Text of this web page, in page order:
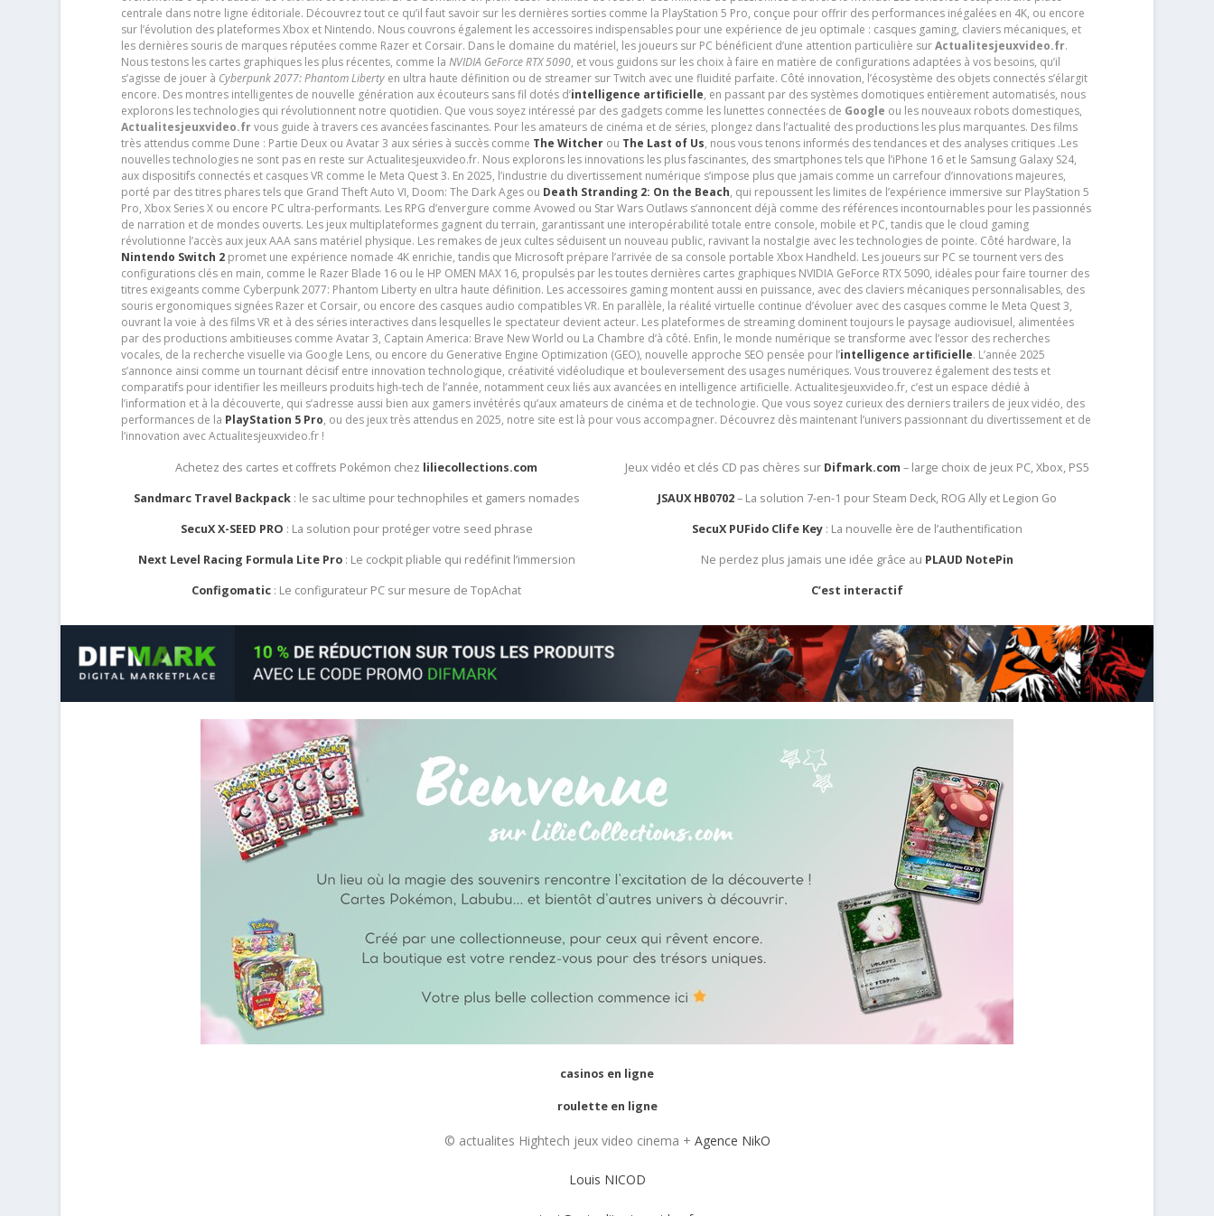
centrale dans notre ligne éditoriale. Découvrez tout ce qu’il faut savoir sur les dernières sorties comme la PlayStation 5 Pro, conçue pour offrir des performances inégalées en 4K, ou encore
sur l’évolution des plateformes Xbox et Nintendo. Nous couvrons également les accessoires indispensables pour une expérience de jeu optimale : casques gaming, claviers mécaniques, et
les dernières souris de marques réputées comme Razer et Corsair. Dans le domaine du matériel, les joueurs sur PC bénéficient d’une attention particulière surActualitesjeuxvideo.fr.
Nous testons les cartes graphiques les plus récentes, comme la NVIDIA GeForce RTX 5090, et vous guidons sur les choix à faire en matière de configurations adaptées à vos besoins, qu’il
s’agisse de jouer à Cyberpunk 2077: Phantom Libertyen ultra haute définition ou de streamer sur Twitch avec une fluidité parfaite. Côté innovation, l’écosystème des objets connectés s’élargit
encore. Des montres intelligentes de nouvelle génération aux écouteurs sans fil dotés d’intelligence artificielle, en passant par des systèmes domotiques entièrement automatisés, nous
explorons les technologies qui révolutionnent notre quotidien. Que vous soyez intéressé par des gadgets comme les lunettes connectées de Google ou les nouveaux robots domestiques,
Actualitesjeuxvideo.frvous guide à travers ces avancées fascinantes. Pour les amateurs de cinéma et de séries, plongez dans l’actualité des productions les plus marquantes. Des films
très attendus comme Dune : Partie Deux ou Avatar 3 aux séries à succès comme The Witcherou The Last of Us, nous vous tenons informés des tendances et des analyses critiques .Les
nouvelles technologies ne sont pas en reste sur Actualitesjeuxvideo.fr. Nous explorons les innovations les plus fascinantes, des smartphones tels que l’iPhone 16 et le Samsung Galaxy S24,
aux dispositifs connectés et casques VR comme le Meta Quest 3. En 2025, l’industrie du divertissement numérique s’impose plus que jamais comme un carrefour d’innovations majeures,
porté par des titres phares tels que Grand Theft Auto VI, Doom: The Dark Ages ou Death Stranding 2: On the Beach, qui repoussent les limites de l’expérience immersive sur PlayStation 5
Pro, Xbox Series X ou encore PC ultra-performants. Les RPG d’envergure comme Avowed ou Star Wars Outlaws s’annoncent déjà comme des références incontournables pour les passionnés
de narration et de mondes ouverts. Les jeux multiplateformes gagnent du terrain, garantissant une interopérabilité totale entre console, mobile et PC, tandis que le cloud gaming
révolutionne l’accès aux jeux AAA sans matériel physique. Les remakes de jeux cultes séduisent un nouveau public, ravivant la nostalgie avec les technologies de pointe. Côté hardware, la
Nintendo Switch 2promet une expérience nomade 4K enrichie, tandis que Microsoft prépare l’arrivée de sa console portable Xbox Handheld. Les joueurs sur PC se tournent vers des
configurations clés en main, comme le Razer Blade 16 ou le HP OMEN MAX 16, propulsés par les toutes dernières cartes graphiques NVIDIA GeForce RTX 5090, idéales pour faire tourner des
titres exigeants comme Cyberpunk 2077: Phantom Liberty en ultra haute définition. Les accessoires gaming montent aussi en puissance, avec des claviers mécaniques personnalisables, des
souris ergonomiques signées Razer et Corsair, ou encore des casques audio compatibles VR. En parallèle, la réalité virtuelle continue d’évoluer avec des casques comme le Meta Quest 3,
ouvrant la voie à des films VR et à des séries interactives dans lesquelles le spectateur devient acteur. Les plateformes de streaming dominent toujours le paysage audiovisuel, alimentées
par des productions ambitieuses comme Avatar 3, Captain America: Brave New World ou La Chambre d’à côté. Enfin, le monde numérique se transforme avec l’essor des recherches
vocales, de la recherche visuelle via Google Lens, ou encore du Generative Engine Optimization (GEO), nouvelle approche SEO pensée pour l’intelligence artificielle. L’année 2025
s’annonce ainsi comme un tournant décisif entre innovation technologique, créativité vidéoludique et bouleversement des usages numériques. Vous trouverez également des tests et
comparatifs pour identifier les meilleurs produits high-tech de l’année, notamment ceux liés aux avancées en intelligence artificielle. Actualitesjeuxvideo.fr, c’est un espace dédié à
l’information et à la découverte, qui s’adresse aussi bien aux gamers invétérés qu’aux amateurs de cinéma et de technologie. Que vous soyez curieux des derniers trailers de jeux vidéo, des
performances de la PlayStation 5 Pro, ou des jeux très attendus en 2025, notre site est là pour vous accompagner. Découvrez dès maintenant l’univers passionnant du divertissement et de
l’innovation avec Actualitesjeuxvideo.fr !
Achetez des cartes et coffrets Pokémon chez liliecollections.com
Sandmarc Travel Backpack: le sac ultime pour technophiles et gamers nomades
SecuX X-SEED PRO : La solution pour protéger votre seed phrase
Next Level Racing Formula Lite Pro: Le cockpit pliable qui redéfinit l’immersion
Configomatic : Le configurateur PC sur mesure de TopAchat
Jeux vidéo et clés CD pas chères sur Difmark.com – large choix de jeux PC, Xbox, PS5
JSAUX HB0702– La solution 7-en-1 pour Steam Deck, ROG Ally et Legion Go
SecuX PUFido Clife Key : La nouvelle ère de l’authentification
Ne perdez plus jamais une idée grâce au PLAUD NotePin
C’est interactif
casinos en ligne
roulette en ligne
© actualites Hightech jeux video cinema + Agence NikO
Louis NICOD